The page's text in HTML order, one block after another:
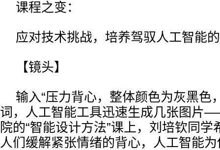
课程之变：
应对技术挑战，培养驾驭人工智能
【镜头】
输入“压力背心，整体颜色为灰黑色
词，人工智能工具迅速生成几张图片
院的“智能设计方法”课上，刘培钦同
人们缓解紧张情绪的背心，人工智能